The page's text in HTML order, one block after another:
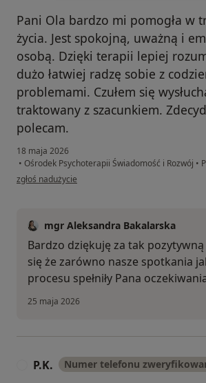
Pani Ola bardzo mi pomogła w
życia. Jest spokojną, uważną i
osobą. Dzięki terapii lepiej
dużo łatwiej radzę sobie z
problemami. Czułem się
traktowany z szacunkiem.
polecam.
18 maja 2026
• Ośrodek Psychoterapii Świadomość i Rozwój •
w opinii użytkownika R.
zgłoś nadużycie
mgr Aleksandra Bakalarska
Bardzo dziękuję za tak
się że zarówno nasze spotkania
procesu spełniły Pana
25 maja 2026
P.K. Numer telefonu